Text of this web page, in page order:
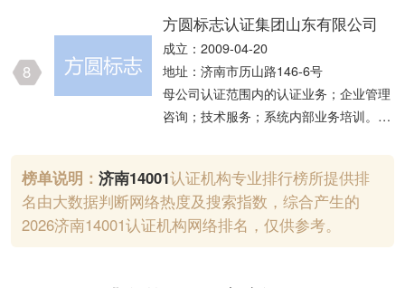
质灾害治理工程勘查；认证服务。（依法
须经批准的项目，经相关部门批准后方可
开展经营活动，具体经营项目以相关部门
批准文件或许可证件为准）一般项目：公
路水运工程试验检测服务；计量技术服
设施管理；知识产权服务（专利代理服务
除外）；技术服务、技术开发、技术咨
询、技术交流、技术转让、技术推广；信
息技术咨询服务；消防技术服务；安全咨
8
方圆标志认证集团山东有限公司
成立：2009-04-20
地址：济南市历山路146-6号
母公司认证范围内的认证业务；企业管理
咨询；技术服务；系统内部业务培训。
榜单说明： 济南14001认证机构专业排行榜所提供排
名由大数据判断网络热度及搜索指数，综合产生的
2026济南14001认证机构网络排名，仅供参考。